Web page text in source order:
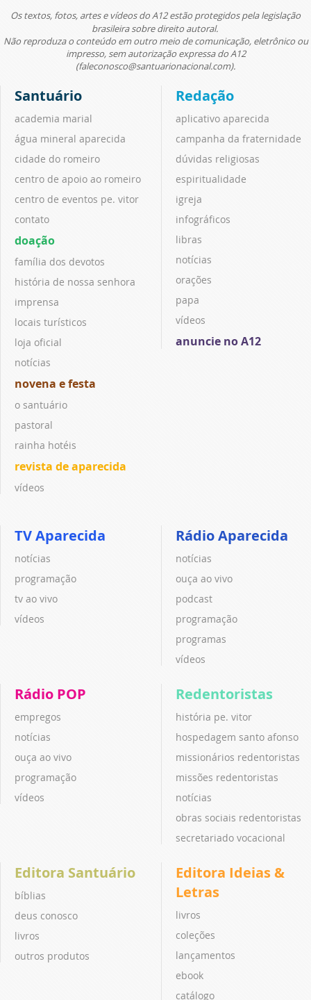
Os textos, fotos, artes e vídeos do A12 estão protegidos pela legislação
brasileira sobre direito autoral.
Não reproduza o conteúdo em outro meio de comunicação, eletrônico ou
impresso, sem autorização expressa do A12
(faleconosco@santuarionacional.com).
Santuário
academia marial
água mineral aparecida
cidade do romeiro
centro de apoio ao romeiro
centro de eventos pe. vitor
contato
doação
família dos devotos
história de nossa senhora
imprensa
locais turísticos
loja oficial
notícias
novena e festa
o santuário
pastoral
rainha hotéis
revista de aparecida
vídeos
Redação
aplicativo aparecida
campanha da fraternidade
dúvidas religiosas
espiritualidade
igreja
infográficos
libras
notícias
orações
papa
vídeos
anuncie no A12
TV Aparecida
notícias
programação
tv ao vivo
vídeos
Rádio Aparecida
notícias
ouça ao vivo
podcast
programação
programas
vídeos
Rádio POP
empregos
notícias
ouça ao vivo
programação
vídeos
Redentoristas
história pe. vitor
hospedagem santo afonso
missionários redentoristas
missões redentoristas
notícias
obras sociais redentoristas
secretariado vocacional
Editora Santuário
bíblias
deus conosco
livros
outros produtos
Editora Ideias &
Letras
livros
coleções
lançamentos
ebook
catálogo